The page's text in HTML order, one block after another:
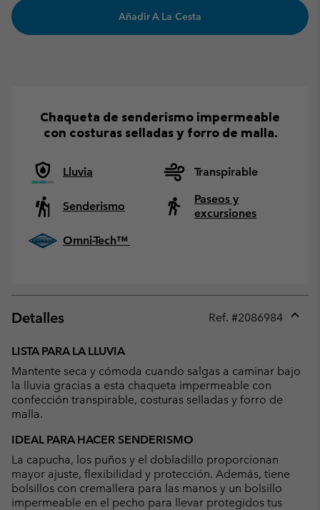
Añadir A La Cesta
Chaqueta de senderismo impermeable
con costuras selladas y forro de malla.
Lluvia Transpirable
Senderismo
Paseos y
excursiones
Omni-Tech™
Detalles Ref. #2086984
LISTA PARA LA LLUVIA
Mantente seca y cómoda cuando salgas a caminar bajo
la lluvia gracias a esta chaqueta impermeable con
confección transpirable, costuras selladas y forro de
malla.
IDEAL PARA HACER SENDERISMO
La capucha, los puños y el dobladillo proporcionan
mayor ajuste, flexibilidad y protección. Además, tiene
bolsillos con cremallera para las manos y un bolsillo
impermeable en el pecho para llevar protegidos tus